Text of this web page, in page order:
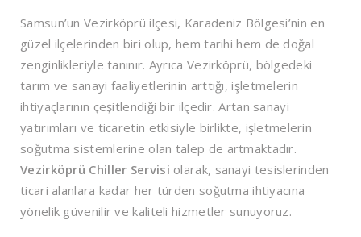
Samsun’un Vezirköprü ilçesi, Karadeniz Bölgesi’nin en
güzel ilçelerinden biri olup, hem tarihi hem de doğal
zenginlikleriyle tanınır. Ayrıca Vezirköprü, bölgedeki
tarım ve sanayi faaliyetlerinin arttığı, işletmelerin
ihtiyaçlarının çeşitlendiği bir ilçedir. Artan sanayi
yatırımları ve ticaretin etkisiyle birlikte, işletmelerin
soğutma sistemlerine olan talep de artmaktadır.
Vezirköprü Chiller Servisi olarak, sanayi tesislerinden
ticari alanlara kadar her türden soğutma ihtiyacına
yönelik güvenilir ve kaliteli hizmetler sunuyoruz.